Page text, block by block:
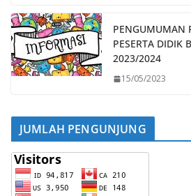
PENGUMUMAN
PESERTA DIDIK
2023/2024
15/05/2023
JUMLAH PENGUNJUNG